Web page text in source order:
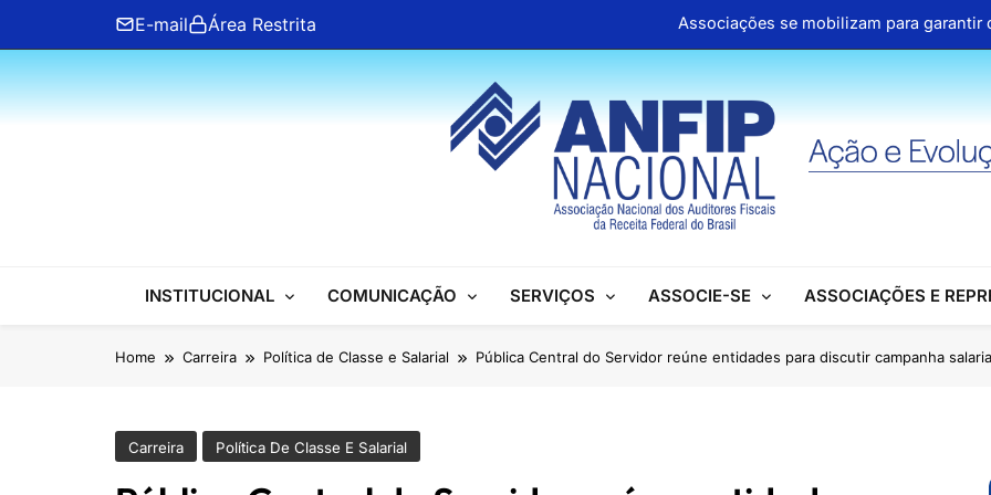
content
E-mail Área Restrita Associações se mobilizam para
ANFIP Nacional participa de
Cartilhas da Decipex estão
Associações se mobilizam para garantir
Cartilhas da Decipex estão
ANFIP Nacional
INSTITUCIONAL COMUNICAÇÃO SERVIÇOS ASSOCIE-SE ASSOCIAÇÕES E
Home Carreira Política de Classe e Salarial Pública Central do Servidor reúne entidades para discutir campanha
Carreira Política De Classe E Salarial